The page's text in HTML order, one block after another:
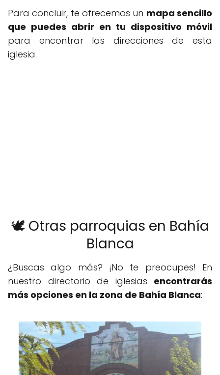
Para concluir, te ofrecemos un mapa sencillo
que puedes abrir en tu dispositivo móvil
para encontrar las direcciones de esta
iglesia.
🕊️ Otras parroquias en Bahía
Blanca
¿Buscas algo más? ¡No te preocupes! En
nuestro directorio de iglesias encontrarás
más opciones en la zona de Bahía Blanca: